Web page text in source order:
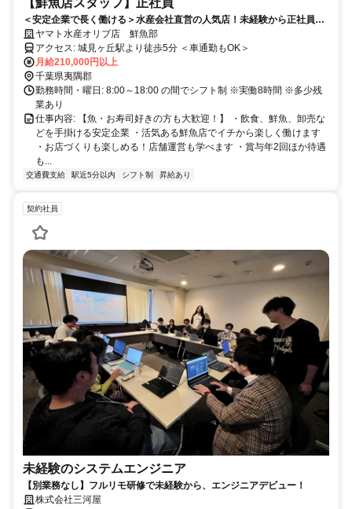
【鮮魚店スタッフ】正社員
＜安定企業で長く働ける＞水産会社直営の人気店！未経験から正社員と
してスタートできます
ヤマト水産オリブ店 鮮魚部
アクセス: 城見ヶ丘駅より徒歩5分 ＜車通勤もOK＞
月給210,000円以上
千葉県夷隅郡
勤務時間・曜日: 8:00～18:00 の間でシフト制 ※実働8時間 ※多少残
業あり
仕事内容: 【魚・お寿司好きの方も大歓迎！】 ・飲食、鮮魚、卸売な
どを手掛ける安定企業 ・活気ある鮮魚店でイチから楽しく働けます
・お店づくりも楽しめる！店舗運営も学べます ・賞与年2回ほか待遇
も...
交通費支給 駅近5分以内 シフト制 昇給あり
契約社員
未経験のシステムエンジニア
【別業務なし】フルリモ研修で未経験から、エンジニアデビュー！
株式会社三河屋